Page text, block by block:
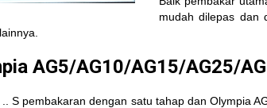
mudah dilepas dan
AG5/AG10/AG15/AG25/
S pembakaran dengan satu tahap dan Olympia